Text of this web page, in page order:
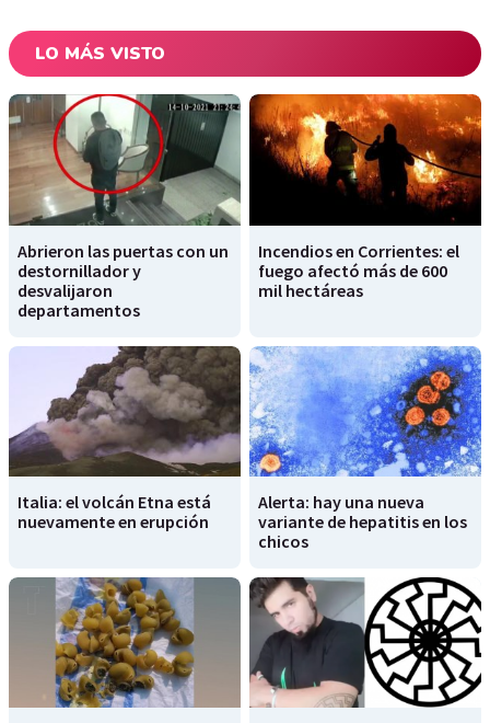
LO MÁS VISTO
Abrieron las puertas con un
destornillador y
desvalijaron
departamentos
Incendios en Corrientes: el
fuego afectó más de 600
mil hectáreas
Italia: el volcán Etna está
nuevamente en erupción
Alerta: hay una nueva
variante de hepatitis en los
chicos